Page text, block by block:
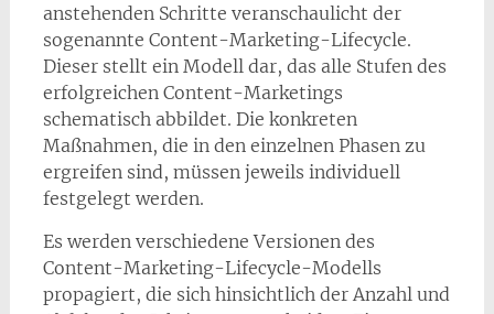
anstehenden Schritte veranschaulicht der
sogenannte Content-Marketing-Lifecycle.
Dieser stellt ein Modell dar, das alle Stufen des
erfolgreichen Content-Marketings
schematisch abbildet. Die konkreten
Maßnahmen, die in den einzelnen Phasen zu
ergreifen sind, müssen jeweils individuell
festgelegt werden.
Es werden verschiedene Versionen des
Content-Marketing-Lifecycle-Modells
propagiert, die sich hinsichtlich der Anzahl und